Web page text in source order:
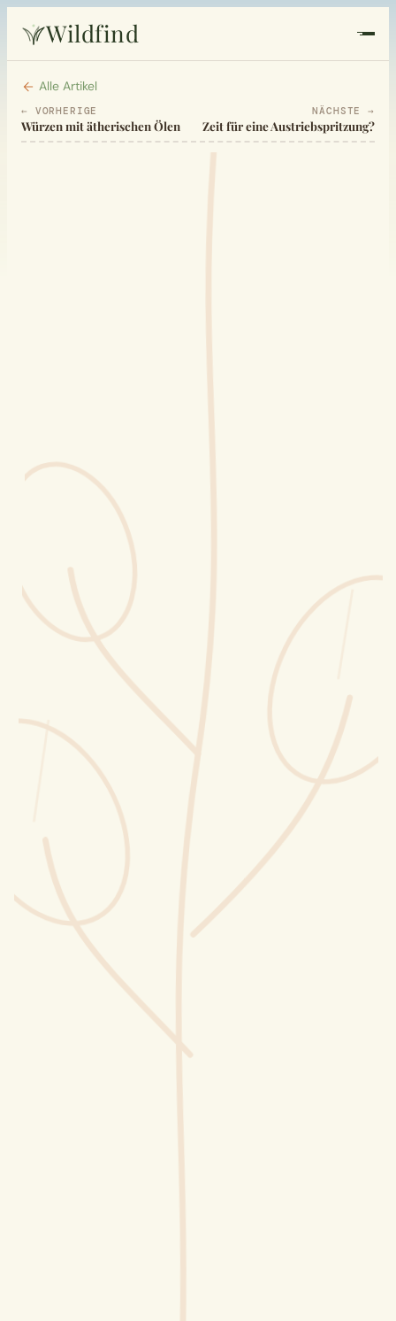
Wildfind
Startseite
Pflanzen
Sammelkalender
Blüten-Finder
Phänologie-Radar
Vogelstimmen
Gartenplaner
Challenges
Wusstest du?
Sammlungen
Selber machen
Alle Artikel
← VORHERIGE
Würzen mit ätherischen Ölen
NÄCHSTE →
Zeit für eine Austriebspritzung?